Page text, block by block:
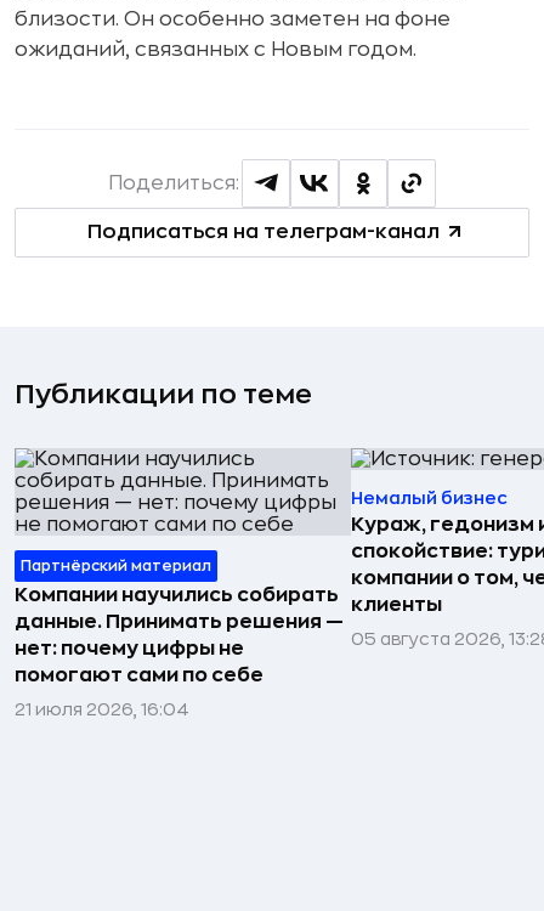
близости. Он особенно заметен на фоне
ожиданий, связанных с Новым годом.
Подписаться на телеграм-канал
Поделиться:
Публикации по теме
Партнёрский материал
Компании научились собирать
данные. Принимать решения —
нет: почему цифры не
помогают сами по себе
21 июля 2026, 16:04
Немалый бизнес
Кураж, гедонизм
спокойствие:
компании о том,
клиенты
05 августа 2026,